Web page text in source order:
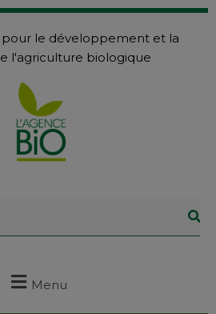
pour le développement et la
l'agriculture biologique
Menu